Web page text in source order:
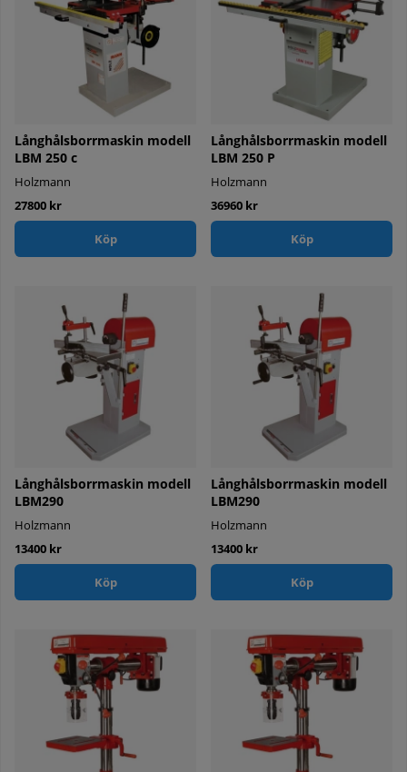
Långhålsborrmaskin modell
LBM 250 c
Holzmann
27800 kr
Köp
Långhålsborrmaskin modell
LBM 250 P
Holzmann
36960 kr
Köp
Långhålsborrmaskin modell
LBM290
Holzmann
13400 kr
Köp
Långhålsborrmaskin modell
LBM290
Holzmann
13400 kr
Köp